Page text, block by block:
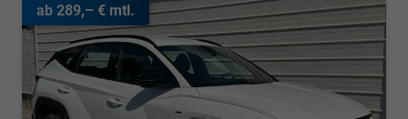
ab 289,– € mtl.